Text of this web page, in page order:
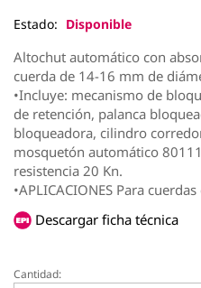
Estado: Disponible
Altochut automático con
cuerda de 14-16 mm de
•Incluye: mecanismo de
de retención, palanca
bloqueadora, cilindro
mosquetón automático
resistencia 20 Kn.
•APLICACIONES Para
Descargar ficha técnica
Altochut
Cantidad: